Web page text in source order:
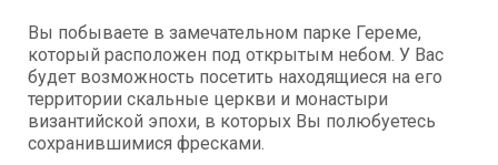
Вы побываете в замечательном парке Гереме,
который расположен под открытым небом. У Вас
будет возможность посетить находящиеся на его
территории скальные церкви и монастыри
византийской эпохи, в которых Вы полюбуетесь
сохранившимися фресками.